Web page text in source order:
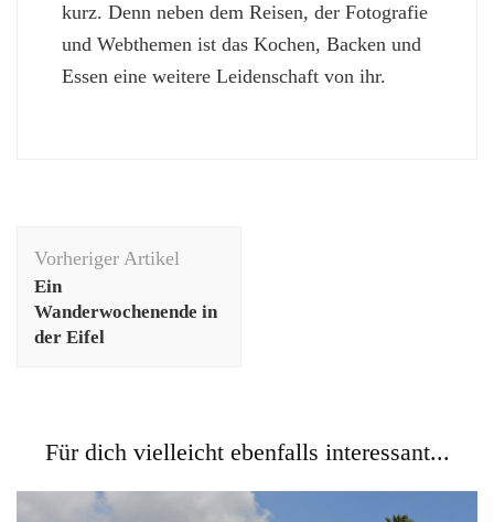
kurz. Denn neben dem Reisen, der Fotografie
und Webthemen ist das Kochen, Backen und
Essen eine weitere Leidenschaft von ihr.
Vorheriger Artikel
Ein
Wanderwochenende in
der Eifel
Für dich vielleicht ebenfalls interessant...